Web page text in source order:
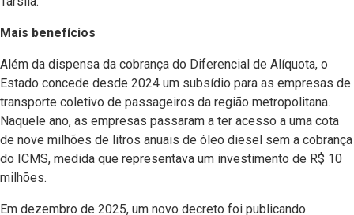
Mais benefícios
Além da dispensa da cobrança do Diferencial de Alíquota, o
Estado concede desde 2024 um subsídio para as empresas de
transporte coletivo de passageiros da região metropolitana.
Naquele ano, as empresas passaram a ter acesso a uma cota
de nove milhões de litros anuais de óleo diesel sem a cobrança
do ICMS, medida que representava um investimento de R$ 10
milhões.
Em dezembro de 2025, um novo decreto foi publicando